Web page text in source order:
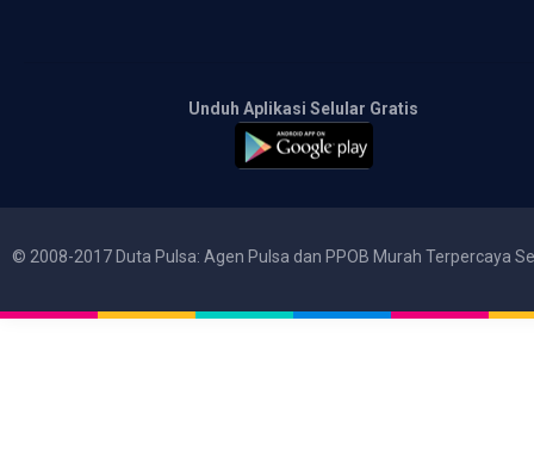
Unduh Aplikasi Selular Gratis
© 2008-2017 Duta Pulsa: Agen Pulsa dan PPOB Murah Terpercaya